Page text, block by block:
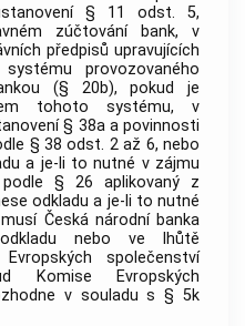
§ 11 odst. 5,
zúčtování bank, v
předpisů upravujících
provozovaného
(§ 20b), pokud je
tohoto systému, v
§ 38a a povinnosti
§ 38 odst. 2 až 6, nebo
a je-li to nutné v zájmu
podle § 26 aplikovaný z
odkladu a je-li to nutné
Česká národní banka
nebo ve lhůtě
společenství
Komise Evropských
v souladu s § 5k